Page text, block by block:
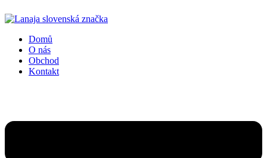
Domů
O nás
Obchod
Kontakt